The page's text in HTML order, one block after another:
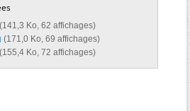
(141,3 Ko, 62 affichages)
(171,0 Ko, 69 affichages)
(155,4 Ko, 72 affichages)